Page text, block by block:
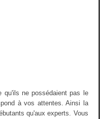
qu'ils ne possédaient pas le
à vos attentes. Ainsi la
qu'aux experts. Vous